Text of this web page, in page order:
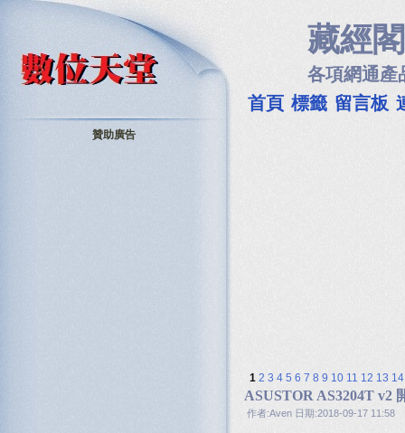
藏經閣
各項網通產
首頁 標籤 留言板
1 2 3 4 5 6 7 8 9 10 11 12 13 14
ASUSTOR AS3204T v2
作者:Aven 日期:2018-09-17 11:58
贊助廣告